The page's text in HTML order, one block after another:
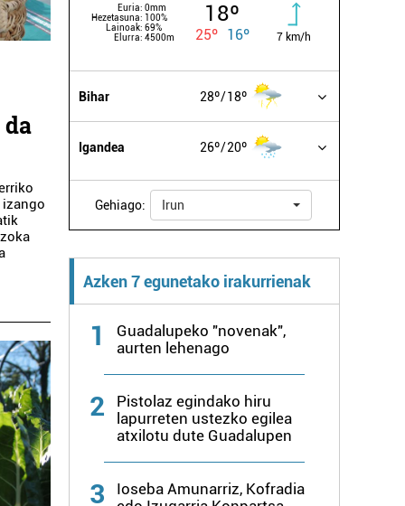
Euria: 0mm
Hezetasuna: 100%
Lainoak: 69%
Elurra: 4500m
18º
25º 16º 7 km/h
Bihar 28º 18º
Igandea 26º 20º
Gehiago: Irun
Azken 7 egunetako irakurrienak
1
Guadalupeko "novenak",
aurten lehenago
2
Pistolaz egindako hiru
lapurreten ustezko egilea
atxilotu dute Guadalupen
3
Ioseba Amunarriz, Kofradia